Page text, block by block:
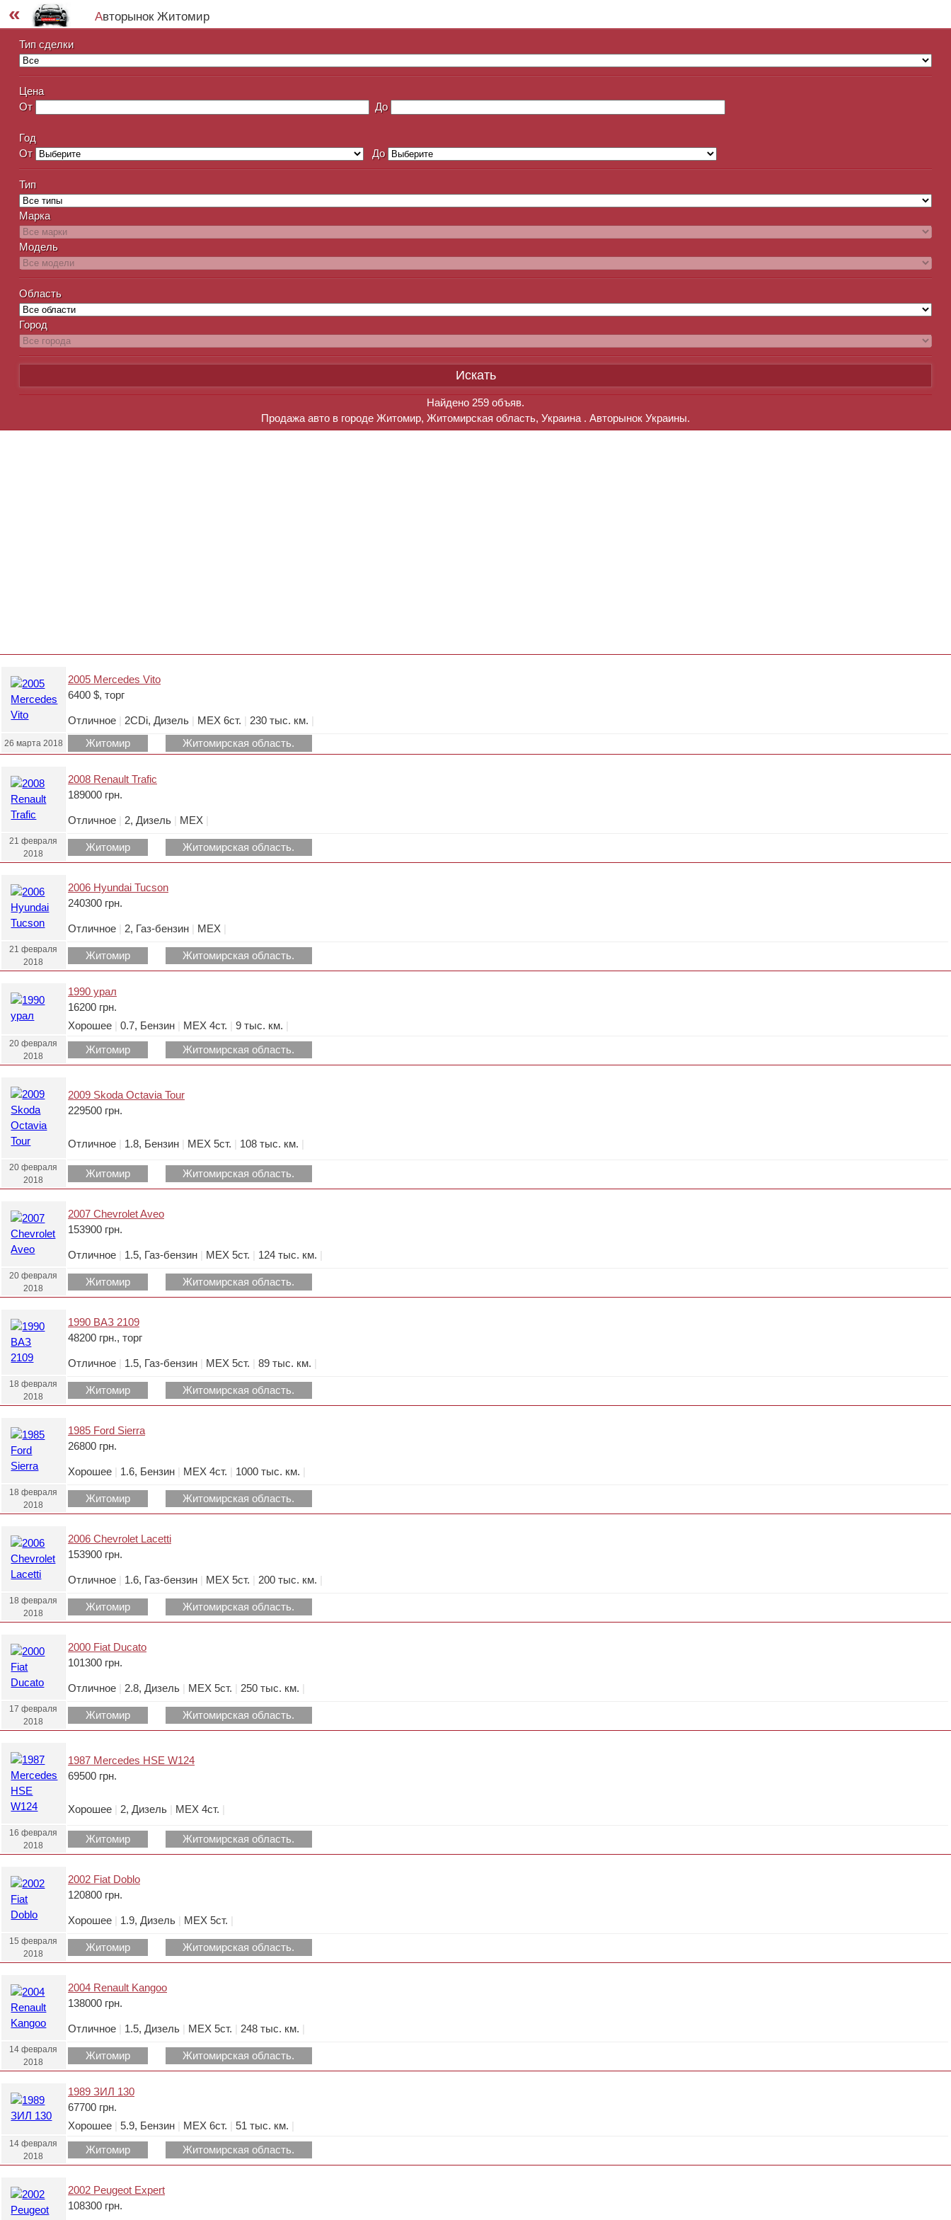
« Авторынок Житомир
Тип сделки
Цена
От
До
Год
От
До
Тип
Марка
Модель
Область
Город
Найдено 259 объяв.
Продажа авто в городе Житомир, Житомирская область, Украина . Авторынок Украины.
2005 Mercedes Vito
6400 $, торг
Отличное 2CDi, Дизель МЕХ 6ст. 230 тыс. км.
26 марта 2018 Житомир Житомирская область.
2008 Renault Trafic
189000 грн.
Отличное 2, Дизель МЕХ
21 февраля
2018
Житомир Житомирская область.
2006 Hyundai Tucson
240300 грн.
Отличное 2, Газ-бензин МЕХ
21 февраля
2018
Житомир Житомирская область.
1990 урал
16200 грн.
Хорошее
0.7, Бензин МЕХ 4ст. 9 тыс. км.
20 февраля
2018
Житомир Житомирская область.
2009 Skoda Octavia Tour
229500 грн.
Отличное 1.8, Бензин МЕХ 5ст. 108 тыс. км.
20 февраля
2018
Житомир Житомирская область.
2007 Chevrolet Aveo
153900 грн.
Отличное 1.5, Газ-бензин МЕХ 5ст. 124 тыс. км.
20 февраля
2018
Житомир Житомирская область.
1990 ВАЗ 2109
48200 грн., торг
Отличное 1.5, Газ-бензин МЕХ 5ст. 89 тыс. км.
18 февраля
2018
Житомир Житомирская область.
1985 Ford Sierra
26800 грн.
Хорошее 1.6, Бензин МЕХ 4ст. 1000 тыс. км.
18 февраля
2018
Житомир Житомирская область.
2006 Chevrolet Lacetti
153900 грн.
Отличное 1.6, Газ-бензин МЕХ 5ст. 200 тыс. км.
18 февраля
2018
Житомир Житомирская область.
2000 Fiat Ducato
101300 грн.
Отличное 2.8, Дизель МЕХ 5ст. 250 тыс. км.
17 февраля
2018
Житомир Житомирская область.
1987 Mercedes HSE W124
69500 грн.
Хорошее 2, Дизель МЕХ 4ст.
16 февраля
2018
Житомир Житомирская область.
2002 Fiat Doblo
120800 грн.
Хорошее 1.9, Дизель МЕХ 5ст.
15 февраля
2018
Житомир Житомирская область.
2004 Renault Kangoo
138000 грн.
Отличное 1.5, Дизель МЕХ 5ст. 248 тыс. км.
14 февраля
2018
Житомир Житомирская область.
1989 ЗИЛ 130
67700 грн.
Хорошее
5.9, Бензин МЕХ 6ст. 51 тыс. км.
14 февраля
2018
Житомир Житомирская область.
2002 Peugeot Expert
108300 грн.